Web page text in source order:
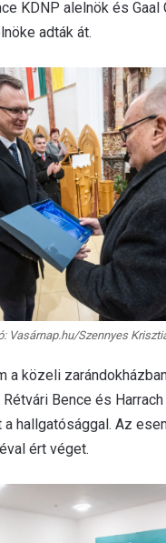
KDNP alelnök és Gaal
adták át.
Vasárnap.hu/Szennyes
a közeli
Rétvári Bence és
hallgatósággal. Az
ért véget.